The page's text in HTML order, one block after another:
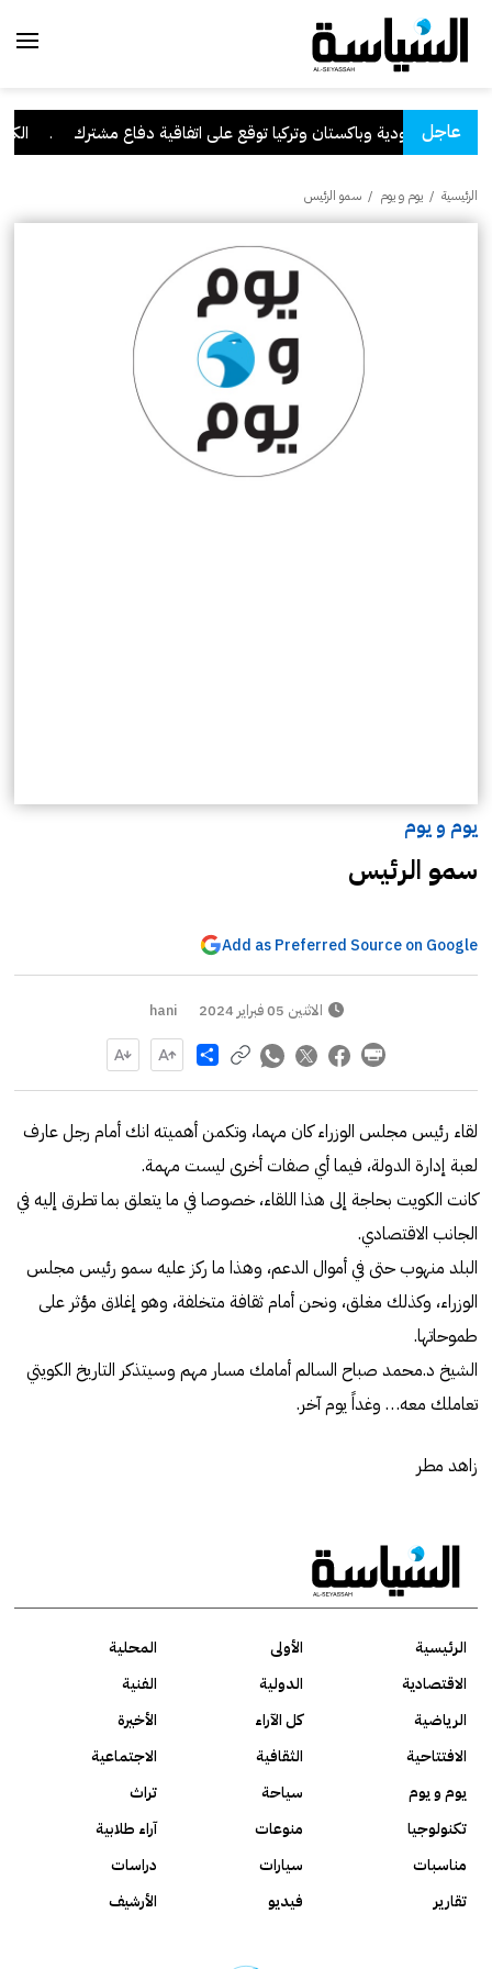
عاجل
السعودية وباكستان وتركيا توقع على اتفاقية دفاع مشترك
الرئيسية / يوم و يوم / سمو الرئيس
يوم و يوم
سمو الرئيس
Add as Preferred Source on Google
الاثنين 05 فبراير 2024 hani
Share
لقاء رئيس مجلس الوزراء كان مهما، وتكمن أهميته انك أمام رجل عارف
لعبة إدارة الدولة، فيما أي صفات أخرى ليست مهمة.
كانت الكويت بحاجة إلى هذا اللقاء، خصوصا في ما يتعلق بما تطرق إليه في
الجانب الاقتصادي.
البلد منهوب حتى في أموال الدعم، وهذا ما ركز عليه سمو رئيس مجلس
الوزراء، وكذلك مغلق، ونحن أمام ثقافة متخلفة، وهو إغلاق مؤثر على
طموحاتها.
الشيخ د.محمد صباح السالم أمامك مسار مهم وسيتذكر التاريخ الكويتي
تعاملك معه… وغداً يوم آخر.
زاهد مطر
الرئيسية الأولى
المحلية
الاقتصادية
الدولية
الفنية
الرياضية
كل الآراء
الأخيرة
الافتتاحية
الثقافية
الاجتماعية
يوم و يوم
سياحة
تراث
تكنولوجيا
منوعات
آراء طلابية
مناسبات
سيارات
دراسات
تقارير
فيديو الأرشيف